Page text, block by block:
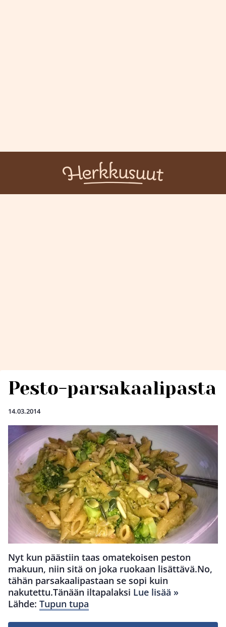
Pesto-parsakaalipasta
14.03.2014
Nyt kun päästiin taas omatekoisen peston
makuun, niin sitä on joka ruokaan lisättävä.No,
tähän parsakaalipastaan se sopi kuin
nakutettu.Tänään iltapalaksi Lue lisää »
Lähde: Tupun tupa